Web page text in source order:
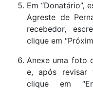
Em “Donatário”,
Agreste de
recebedor,
clique em
Anexe uma foto
e, após revisar
clique em